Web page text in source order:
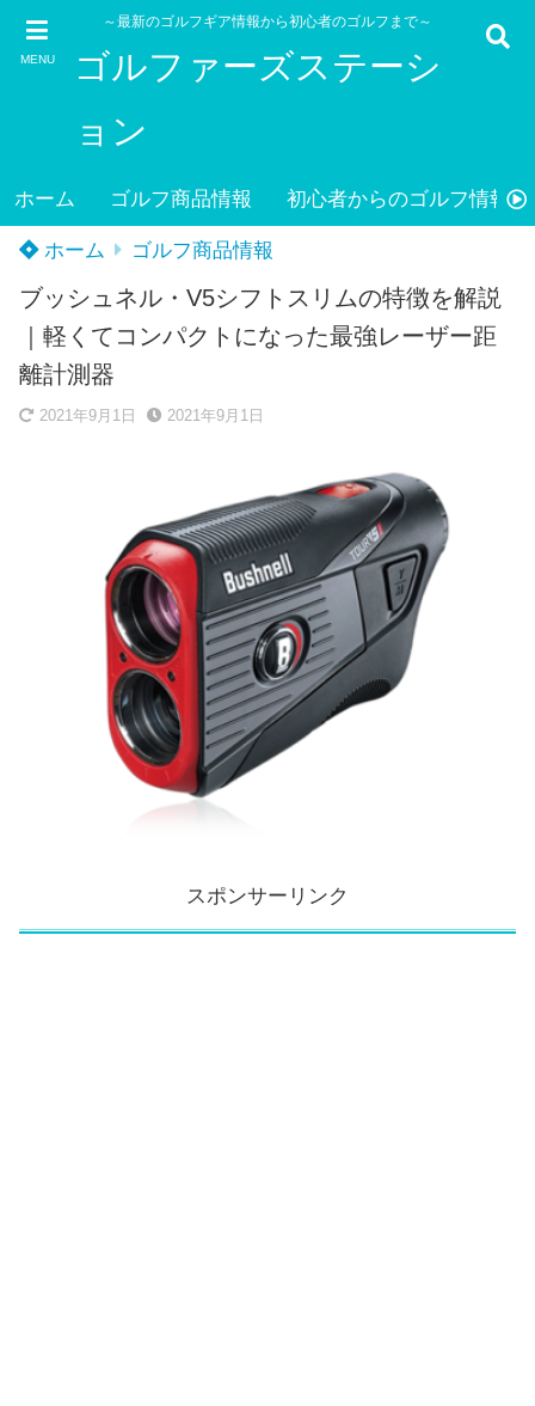
MENU
～最新のゴルフギア情報から初心者のゴルフまで～
ゴルファーズステーシ
ョン
ホーム ゴルフ商品情報 初心者からのゴルフ情報
ホーム ゴルフ商品情報
ブッシュネル・V5シフトスリムの特徴を解説
｜軽くてコンパクトになった最強レーザー距
離計測器
2021年9月1日 2021年9月1日
スポンサーリンク